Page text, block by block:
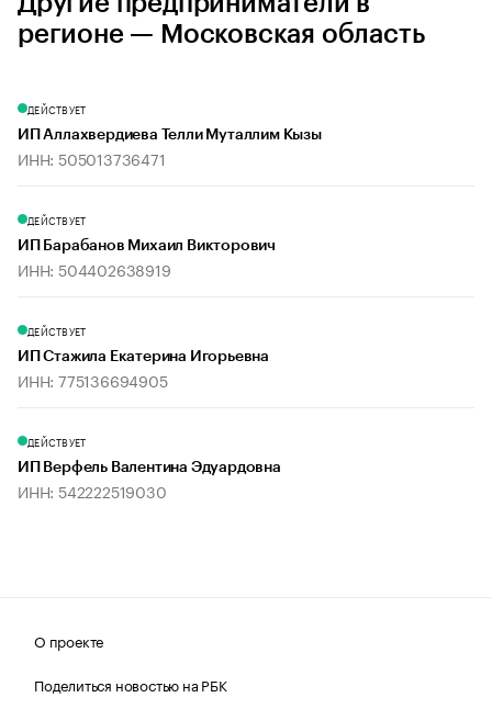
регионе — Московская область
ДЕЙСТВУЕТ
ИП Аллахвердиева Телли Муталлим Кызы
ИНН: 505013736471
ДЕЙСТВУЕТ
ИП Барабанов Михаил Викторович
ИНН: 504402638919
ДЕЙСТВУЕТ
ИП Стажила Екатерина Игорьевна
ИНН: 775136694905
ДЕЙСТВУЕТ
ИП Верфель Валентина Эдуардовна
ИНН: 542222519030
О проекте
Поделиться новостью на РБК